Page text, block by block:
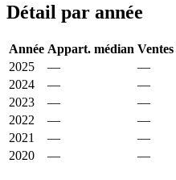
−
Détail par année
Année Appart. médian Ventes
2025
— —
2024
— —
2023
— —
2022
— —
2021
— —
2020
— —